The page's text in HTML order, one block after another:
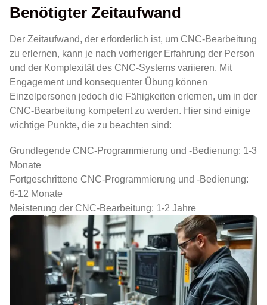
Benötigter Zeitaufwand
Der Zeitaufwand, der erforderlich ist, um CNC-Bearbeitung
zu erlernen, kann je nach vorheriger Erfahrung der Person
und der Komplexität des CNC-Systems variieren. Mit
Engagement und konsequenter Übung können
Einzelpersonen jedoch die Fähigkeiten erlernen, um in der
CNC-Bearbeitung kompetent zu werden. Hier sind einige
wichtige Punkte, die zu beachten sind:
Grundlegende CNC-Programmierung und -Bedienung: 1-3
Monate
Fortgeschrittene CNC-Programmierung und -Bedienung:
6-12 Monate
Meisterung der CNC-Bearbeitung: 1-2 Jahre